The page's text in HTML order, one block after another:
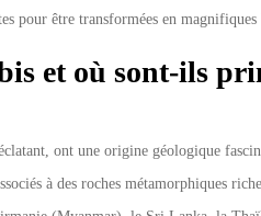
pour être transformées en
et où sont-ils
ont une origine géologique
à des roches métamorphiques